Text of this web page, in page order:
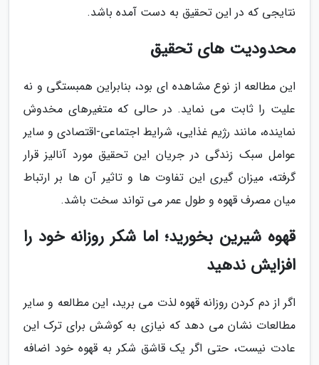
نتایجی که در این تحقیق به دست آمده باشد.
محدودیت های تحقیق
این مطالعه از نوع مشاهده ای بود، بنابراین همبستگی و نه
علیت را ثابت می نماید. در حالی که متغیرهای مخدوش
نماینده، مانند رژیم غذایی، شرایط اجتماعی-اقتصادی و سایر
عوامل سبک زندگی در جریان این تحقیق مورد آنالیز قرار
گرفته، میزان گیری این تفاوت ها و تاثیر آن ها بر ارتباط
میان مصرف قهوه و طول عمر می تواند سخت باشد.
قهوه شیرین بخورید؛ اما شکر روزانه خود را
افزایش ندهید
اگر از دم کردن روزانه قهوه لذت می برید، این مطالعه و سایر
مطالعات نشان می دهد که نیازی به کوشش برای ترک این
عادت نیست، حتی اگر یک قاشق شکر به قهوه خود اضافه